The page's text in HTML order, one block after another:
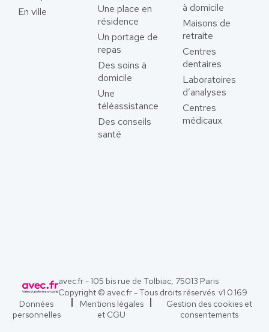
En ville
Une place en
résidence
Un portage de
repas
Des soins à
domicile
Une
téléassistance
Des conseils
santé
à domicile
Maisons de
retraite
Centres
dentaires
Laboratoires
d’analyses
Centres
médicaux
avec.fr - 105 bis rue de Tolbiac, 75013 Paris
Copyright © avec.fr - Tous droits réservés. v1.0.169
Données
personnelles
Mentions légales
et CGU
Gestion des cookies et
consentements